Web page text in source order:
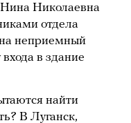
Николаевна
отдела
на неприемный
в здание
найти
В Луганск,